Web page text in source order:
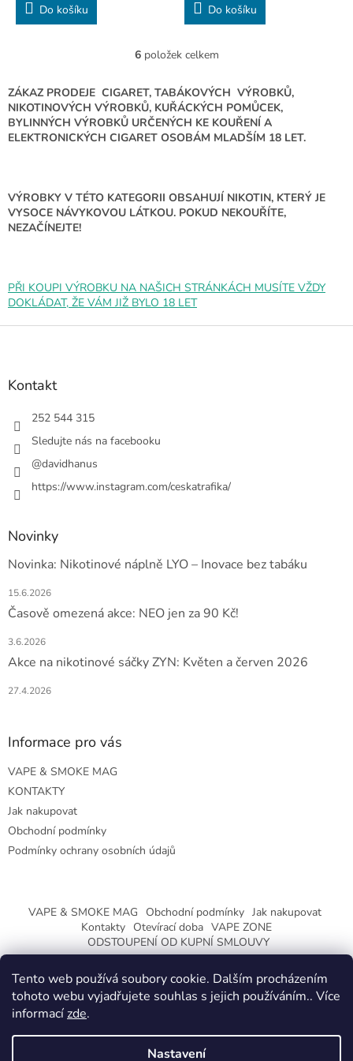
Tento web používá soubory cookie. Dalším procházením
tohoto webu vyjadřujete souhlas s jejich používáním.. Více
informacízde.
Nastavení
Do košíku Do košíku
O
l
á
d
a
r
v
p
u
6položek celkem
ZÁKAZ PRODEJE CIGARET, TABÁKOVÝCH VÝROBKŮ,
NIKOTINOVÝCH VÝROBKŮ, KUŘÁCKÝCH POMŮCEK,
BYLINNÝCH VÝROBKŮ URČENÝCH KE KOUŘENÍ A
ELEKTRONICKÝCH CIGARET OSOBÁM MLADŠÍM 18 LET.
VÝROBKY V TÉTO KATEGORII OBSAHUJÍ NIKOTIN, KTERÝ JE
VYSOCE NÁVYKOVOU LÁTKOU. POKUD NEKOUŘÍTE,
NEZAČÍNEJTE!
PŘI KOUPI VÝROBKU NA NAŠICH STRÁNKÁCH MUSÍTE VŽDY
DOKLÁDAT, ŽE VÁM JIŽ BYLO 18 LET
Z
Kontakt
252 544 315
Sledujte nás na facebooku
@davidhanus
https://www.instagram.com/ceskatrafika/
Novinky
Novinka: Nikotinové náplně LYO – Inovace bez tabáku
15.6.2026
Časově omezená akce: NEO jen za 90 Kč!
3.6.2026
Akce na nikotinové sáčky ZYN: Květen a červen 2026
27.4.2026
Informace pro vás
VAPE & SMOKE MAG
KONTAKTY
Jak nakupovat
Obchodní podmínky
Podmínky ochrany osobních údajů
VAPE & SMOKE MAG Obchodní podmínky Jak nakupovat
Kontakty Otevírací doba VAPE ZONE
ODSTOUPENÍ OD KUPNÍ SMLOUVY